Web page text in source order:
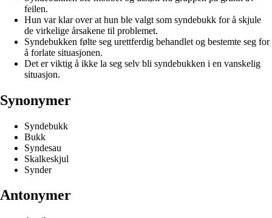
feilen.
Hun var klar over at hun ble valgt som syndebukk for å skjule
de virkelige årsakene til problemet.
Syndebukken følte seg urettferdig behandlet og bestemte seg for
å forlate situasjonen.
Det er viktig å ikke la seg selv bli syndebukken i en vanskelig
situasjon.
Synonymer
Syndebukk
Bukk
Syndesau
Skalkeskjul
Synder
Antonymer